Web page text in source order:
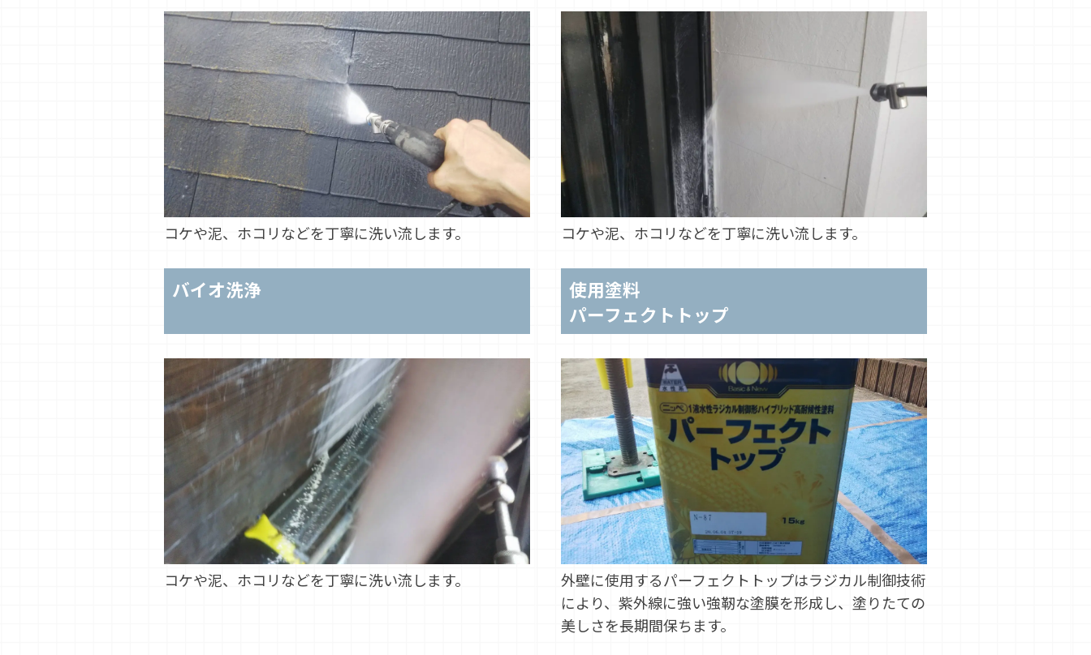
コケや泥、ホコリなどを丁寧に洗い流します。 コケや泥、ホコリなどを丁寧に洗い流します。
バイオ洗浄
コケや泥、ホコリなどを丁寧に洗い流します。
使用塗料
パーフェクトトップ
外壁に使用するパーフェクトトップはラジカル制御技術
により、紫外線に強い強靭な塗膜を形成し、塗りたての
美しさを長期間保ちます。